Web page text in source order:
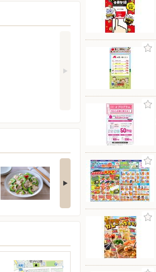
バローから「おうちで
楽しくレシピ」を…
簡単エスニック！「ゴーヤ
と豚ばらのナンプラー…